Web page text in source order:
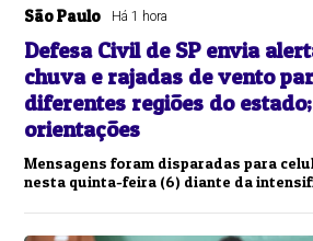
São Paulo Há 1 hora
Defesa Civil de SP envia
chuva e rajadas de vento
diferentes regiões do
orientações
Mensagens foram disparadas para
nesta quinta-feira (6) diante da